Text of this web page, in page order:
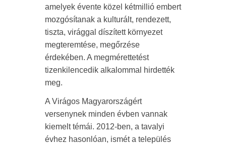
amelyek évente közel kétmillió embert
mozgósítanak a kulturált, rendezett,
tiszta, virággal díszített környezet
megteremtése, megőrzése
érdekében. A megmérettetést
tizenkilencedik alkalommal hirdették
meg.
A Virágos Magyarországért
versenynek minden évben vannak
kiemelt témái. 2012-ben, a tavalyi
évhez hasonlóan, ismét a település